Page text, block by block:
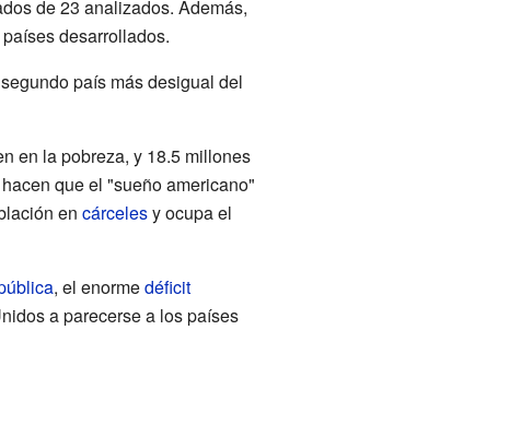
de 23 analizados. Además,
desarrollados.
país más desigual del
en la pobreza, y 18.5 millones
que el "sueño americano"
en cárcelesy ocupa el
, el enormedéficit
a parecerse a los países